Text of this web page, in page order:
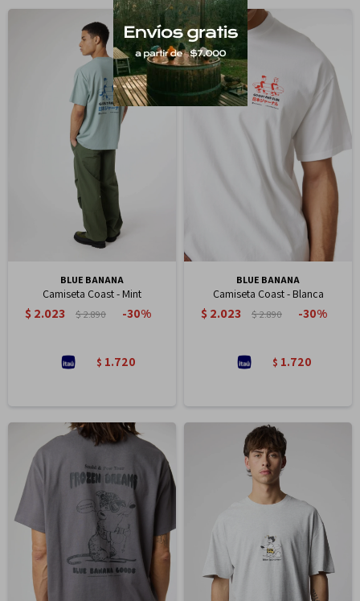
BLUE BANANA
Camiseta Coast - Mint
$2.023 $2.890 30
$ 1.720
BLUE BANANA
Camiseta Coast - Blanca
$2.023 $2.890 30
$ 1.720